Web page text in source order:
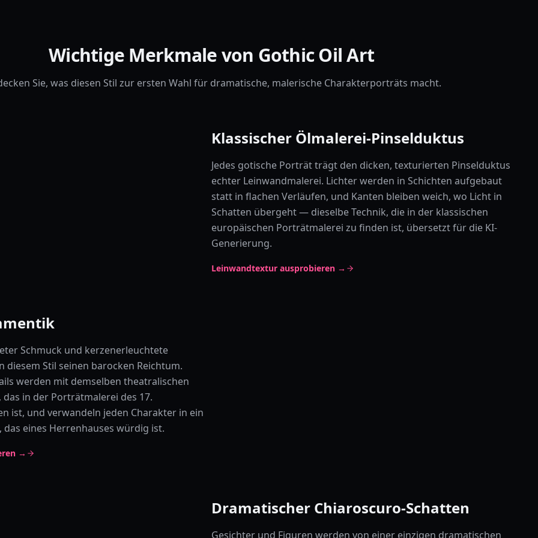
Wichtige Merkmale von Gothic Oil Art
Sie, was diesen Stil zur ersten Wahl für dramatische, malerische Charakterporträts macht.
Klassischer Ölmalerei-Pinselduktus
Jedes gotische Porträt trägt den dicken, texturierten Pinselduktus
echter Leinwandmalerei. Lichter werden in Schichten aufgebaut
statt in flachen Verläufen, und Kanten bleiben weich, wo Licht in
Schatten übergeht — dieselbe Technik, die in der klassischen
europäischen Porträtmalerei zu finden ist, übersetzt für die KI-
Generierung.
Leinwandtextur ausprobieren →
Schmuck und kerzenerleuchtete
diesem Stil seinen barocken Reichtum.
werden mit demselben theatralischen
in der Porträtmalerei des 17.
ist, und verwandeln jeden Charakter in ein
eines Herrenhauses würdig ist.
→
Dramatischer Chiaroscuro-Schatten
Gesichter und Figuren werden von einer einzigen dramatischen